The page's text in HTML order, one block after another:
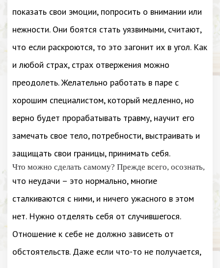
показать свои эмоции, попросить о внимании или
нежности. Они боятся стать уязвимыми, считают,
что если раскроются, то это загонит их в угол. Как
и любой страх, страх отвержения можно
преодолеть. Желательно работать в паре с
хорошим специалистом, который медленно, но
верно будет прорабатывать травму, научит его
замечать свое тело, потребности, выстраивать и
защищать свои границы, принимать себя.
Что можно сделать самому? Прежде всего, осознать,
что неудачи – это нормально, многие
сталкиваются с ними, и ничего ужасного в этом
нет. Нужно отделять себя от случившегося.
Отношение к себе не должно зависеть от
обстоятельств. Даже если что-то не получается,